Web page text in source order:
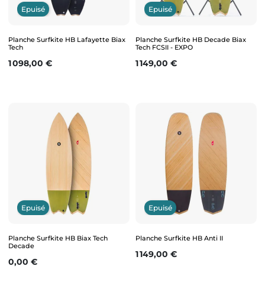
Epuisé
Planche Surfkite HB Lafayette Biax
Tech
Prix
1 098,00 €
Epuisé
Planche Surfkite HB Decade Biax
Tech FCSII - EXPO
Prix
1 149,00 €
Epuisé
Planche Surfkite HB Biax Tech
Decade
Prix
0,00 €
Epuisé
Planche Surfkite HB Anti II
Prix
1 149,00 €